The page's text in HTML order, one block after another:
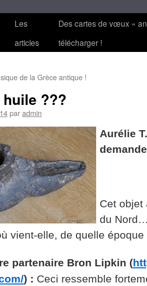
Les
articles
Des cartes de vœux «
télécharger !
de la Grèce antique !
???
paradmin
Aurélie
Cet objet
du
vient-elle, de quelle époque
partenaire Bron Lipkin (
) : Ceci ressemble